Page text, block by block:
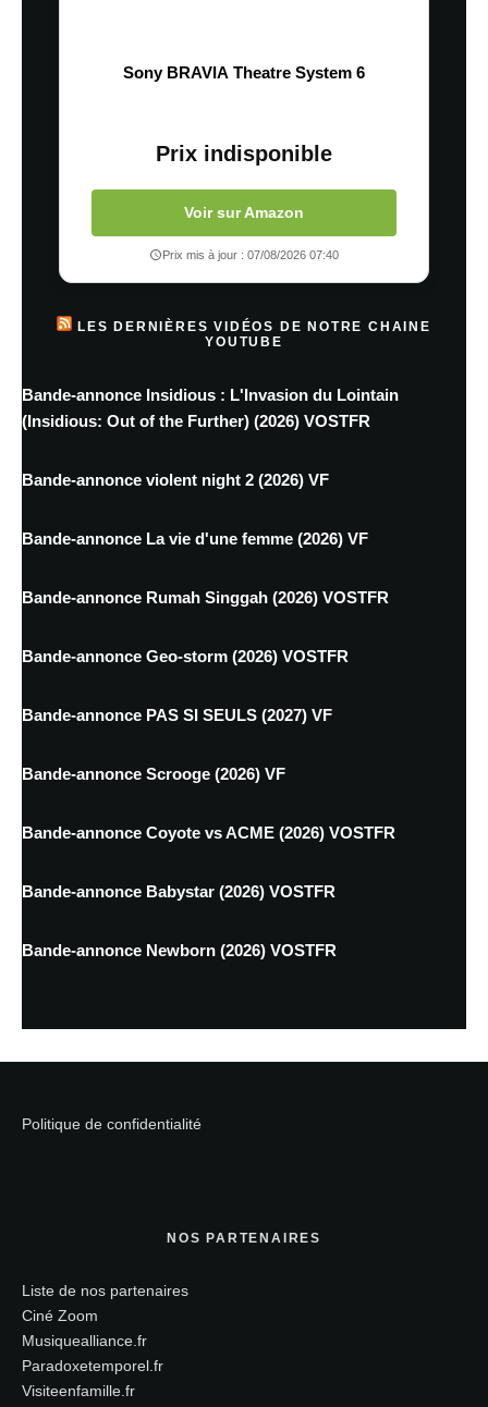
Sony BRAVIA Theatre System 6
Prix indisponible
Voir sur Amazon
Prix mis à jour : 07/08/2026 07:40
LES DERNIÈRES VIDÉOS DE NOTRE CHAINE
YOUTUBE
Bande-annonce Insidious : L'Invasion du Lointain
(Insidious: Out of the Further) (2026) VOSTFR
Bande-annonce violent night 2 (2026) VF
Bande-annonce La vie d'une femme (2026) VF
Bande-annonce Rumah Singgah (2026) VOSTFR
Bande-annonce Geo-storm (2026) VOSTFR
Bande-annonce PAS SI SEULS (2027) VF
Bande-annonce Scrooge (2026) VF
Bande-annonce Coyote vs ACME (2026) VOSTFR
Bande-annonce Babystar (2026) VOSTFR
Bande-annonce Newborn (2026) VOSTFR
Politique de confidentialité
NOS PARTENAIRES
Liste de nos partenaires
Ciné Zoom
Musiquealliance.fr
Paradoxetemporel.fr
Visiteenfamille.fr